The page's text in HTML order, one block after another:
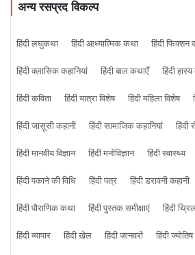
अन्य रसप्रद विकल्प
हिंदी लघुकथा हिंदी आध्यात्मिक कथा हिंदी फिक्शन
हिंदी क्लासिक कहानियां
हिंदी बाल कथाएँ हिंदी
हिंदी कविता
हिंदी यात्रा विशेष हिंदी महिला विशेष
हिंदी जासूसी कहानी
हिंदी सामाजिक कहानियां
हिंदी
हिंदी मानवीय विज्ञान
हिंदी मनोविज्ञान हिंदी स्वास्थ्य
हिंदी पकाने की विधि
हिंदी पत्र हिंदी डरावनी कहानी
हिंदी पौराणिक कथा
हिंदी पुस्तक समीक्षाएं हिंदी
हिंदी व्यापार
हिंदी खेल हिंदी जानवरों हिंदी